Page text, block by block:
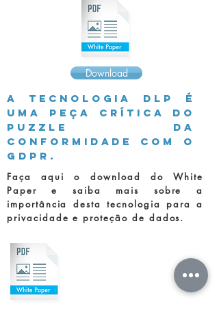
Download
A Tecnologia DLP é
uma peça crítica do
puzzle da
conformidade com o
GDPR.
Faça aqui o download do White
Paper e saiba mais sobre a
importância desta tecnologia para a
privacidade e proteção de dados.